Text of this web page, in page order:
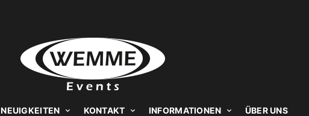
NEUIGKEITEN KONTAKT INFORMATIONEN ÜBER UNS